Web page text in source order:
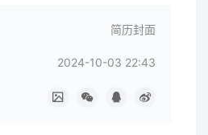
简历封面
2024-10-03 22:43